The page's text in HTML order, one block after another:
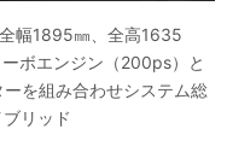
幅1895㎜、全高1635
ボエンジン（200ps）と
を組み合わせシステム総
リッド